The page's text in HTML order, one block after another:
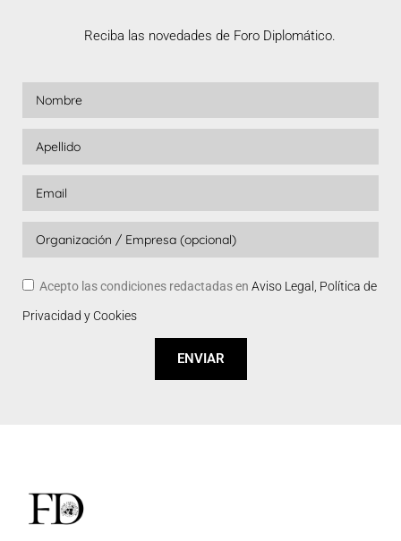
Reciba las novedades de Foro Diplomático.
Acepto las condiciones redactadas en Aviso Legal, Política de
Privacidad y Cookies
ENVIAR